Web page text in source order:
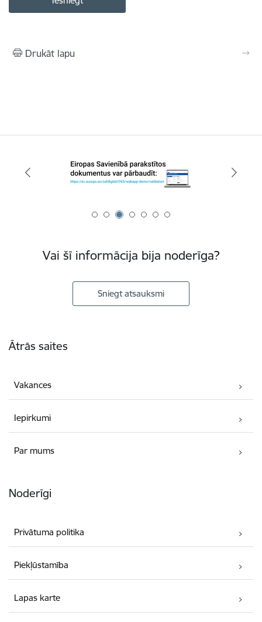
Drukāt lapu
Vai šī informācija bija noderīga?
Sniegt atsauksmi
Ātrās saites
Vakances
Iepirkumi
Par mums
Noderīgi
Privātuma politika
Piekļūstamība
Lapas karte